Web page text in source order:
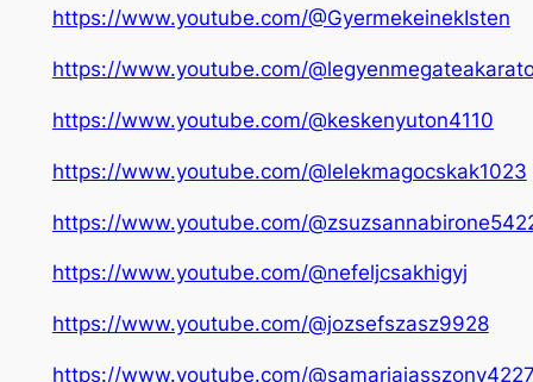
https://www.youtube.com/@GyermekeinekIsten
https://www.youtube.com/
https://www.youtube.com/@keskenyuton4110
https://www.youtube.com/@lelekmagocskak1023
https://www.youtube.com/
https://www.youtube.com/@nefeljcsakhigyj
https://www.youtube.com/@jozsefszasz9928
https://www.youtube.com/